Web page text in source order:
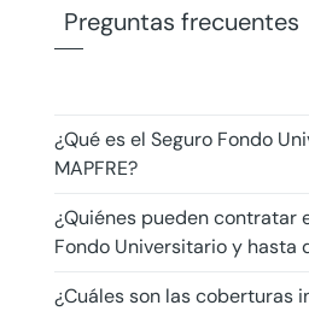
Preguntas frecuentes
¿Qué es el Seguro Fondo
MAPFRE?
¿Quiénes pueden contratar
Fondo Universitario y hasta
¿Cuáles son las coberturas